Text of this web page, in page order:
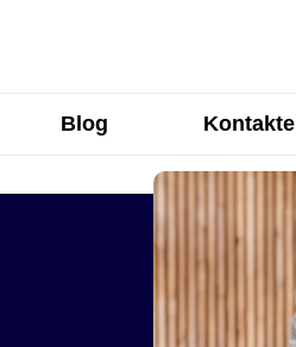
Blog Kontakte